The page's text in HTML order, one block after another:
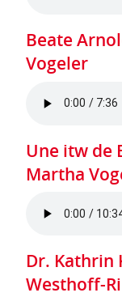
Beate
Vogeler
Une itw de
Martha
Dr. Kathrin
Westhoff-